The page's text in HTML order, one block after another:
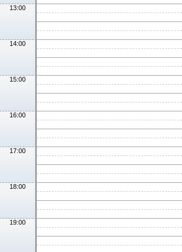
13:00
14:00
15:00
16:00
17:00
18:00
19:00